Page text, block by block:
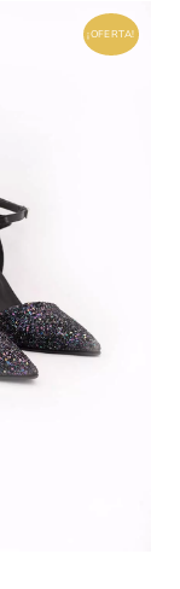
¡OFERTA!